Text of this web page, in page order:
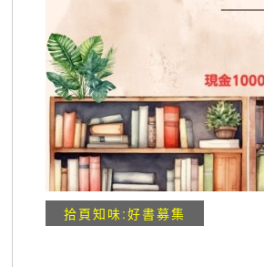
拾頁知味:好書募集